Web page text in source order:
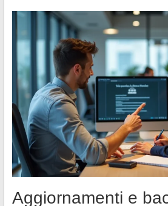
Aggiornamenti e